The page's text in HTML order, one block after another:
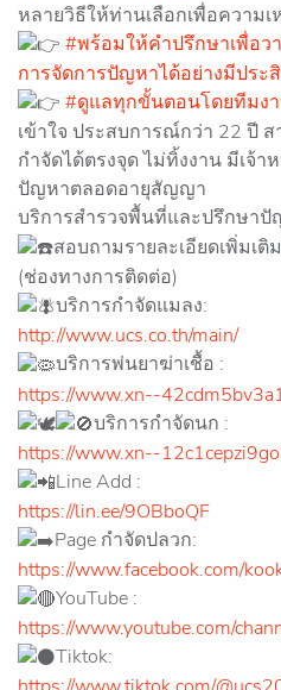
หลายวิธีให้ท่านเลือกเพื่อความ
#พร้อมให้คำปรึกษาเพื่อว
การจัดการปัญหาได้อย่างมีประ
#ดูแลทุกขั้นตอนโดยทีมง
เข้าใจ ประสบการณ์กว่า 22 ปี
กำจัดได้ตรงจุด ไม่ทิ้งงาน มีเจ้
ปัญหาตลอดอายุสัญญา
บริการสำรวจพื้นที่และปรึกษา
สอบถามรายละเอียดเพิ่มเติม
(ช่องทางการติดต่อ)
บริการกำจัดแมลง:
http://www.ucs.co.th/main/
บริการพ่นยาฆ่าเชื้อ :
https://www.xn--
บริการกำจัดนก :
https://www.xn--
Line​ Add :
https://lin.ee/9OBboQF
Page กำจัดปลวก:
https://www.facebook.com/
YouTube :
https://www.youtube.com/
Tiktok: